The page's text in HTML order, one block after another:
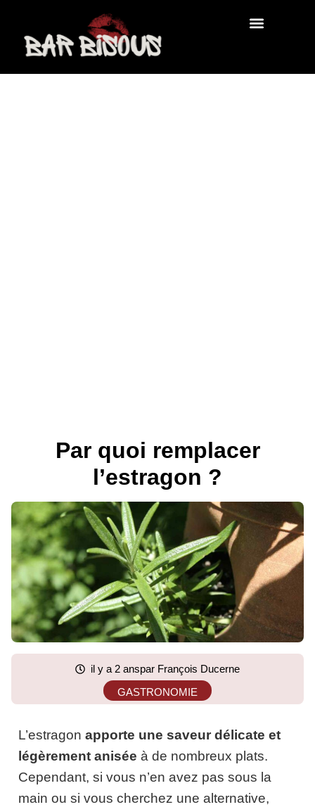
Par quoi remplacer
l’estragon ?
il y a 2 anspar François Ducerne
GASTRONOMIE
L’estragon apporte une saveur délicate et
légèrement anisée à de nombreux plats.
Cependant, si vous n’en avez pas sous la
main ou si vous cherchez une alternative,